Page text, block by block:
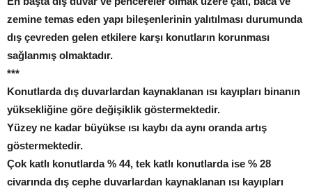
zemine temas eden yapı bileşenlerinin yalıtılması durumunda
dış çevreden gelen etkilere karşı konutların korunması
sağlanmış olmaktadır.
***
Konutlarda dış duvarlardan kaynaklanan ısı kayıpları binanın
yüksekliğine göre değişiklik göstermektedir.
Yüzey ne kadar büyükse ısı kaybı da aynı oranda artış
göstermektedir.
Çok katlı konutlarda % 44, tek katlı konutlarda ise % 28
civarında dış cephe duvarlardan kaynaklanan ısı kayıpları